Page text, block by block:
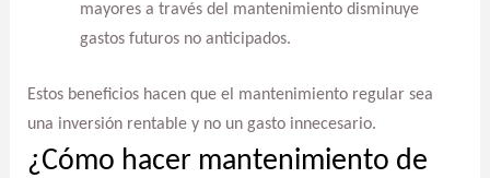
mayores a través del mantenimiento disminuye
gastos futuros no anticipados.
Estos beneficios hacen que el mantenimiento regular sea
una inversión rentable y no un gasto innecesario.
¿Cómo hacer mantenimiento de